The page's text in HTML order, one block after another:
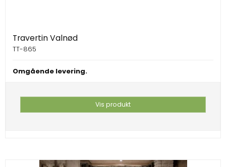
Travertin Valnød
TT-865
Omgående levering.
Vis produkt